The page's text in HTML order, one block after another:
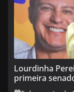
Lourdinha
primeira